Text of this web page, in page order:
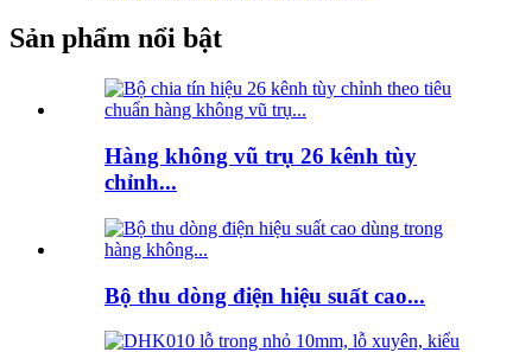
Sản phẩm nổi bật
Hàng không vũ trụ 26 kênh tùy
chỉnh...
Bộ thu dòng điện hiệu suất cao...